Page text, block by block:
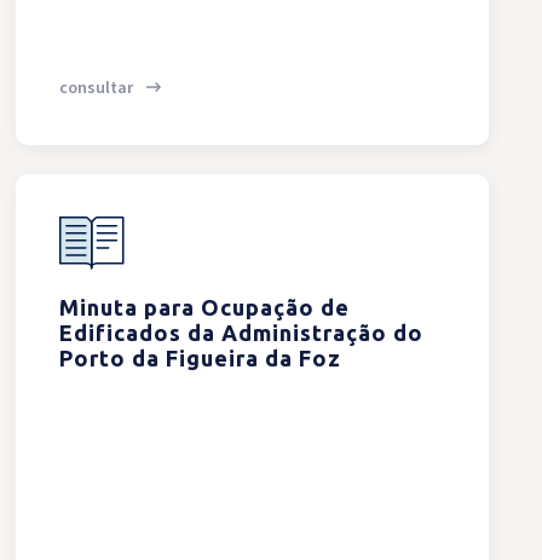
consultar
Minuta para Ocupação de
Edificados da Administração do
Porto da Figueira da Foz